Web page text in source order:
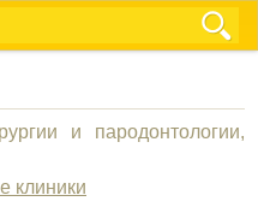
и пародонтологии,
клиники